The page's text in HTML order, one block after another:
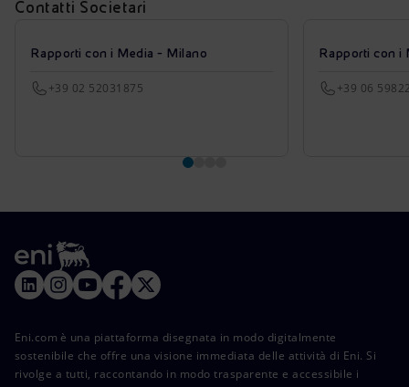
Contatti Societari
Rapporti con i Media - Milano
+39 02 52031875
Rapporti con i
+39 06
Eni.com è una piattaforma disegnata in modo digitalmente
sostenibile che offre una visione immediata delle attività di Eni. Si
rivolge a tutti, raccontando in modo trasparente e accessibile i